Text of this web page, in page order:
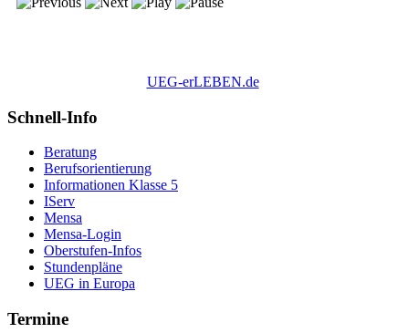
UEG-erLEBEN.de
Schnell-Info
Beratung
Berufsorientierung
Informationen Klasse 5
IServ
Mensa
Mensa-Login
Oberstufen-Infos
Stundenpläne
UEG in Europa
Termine